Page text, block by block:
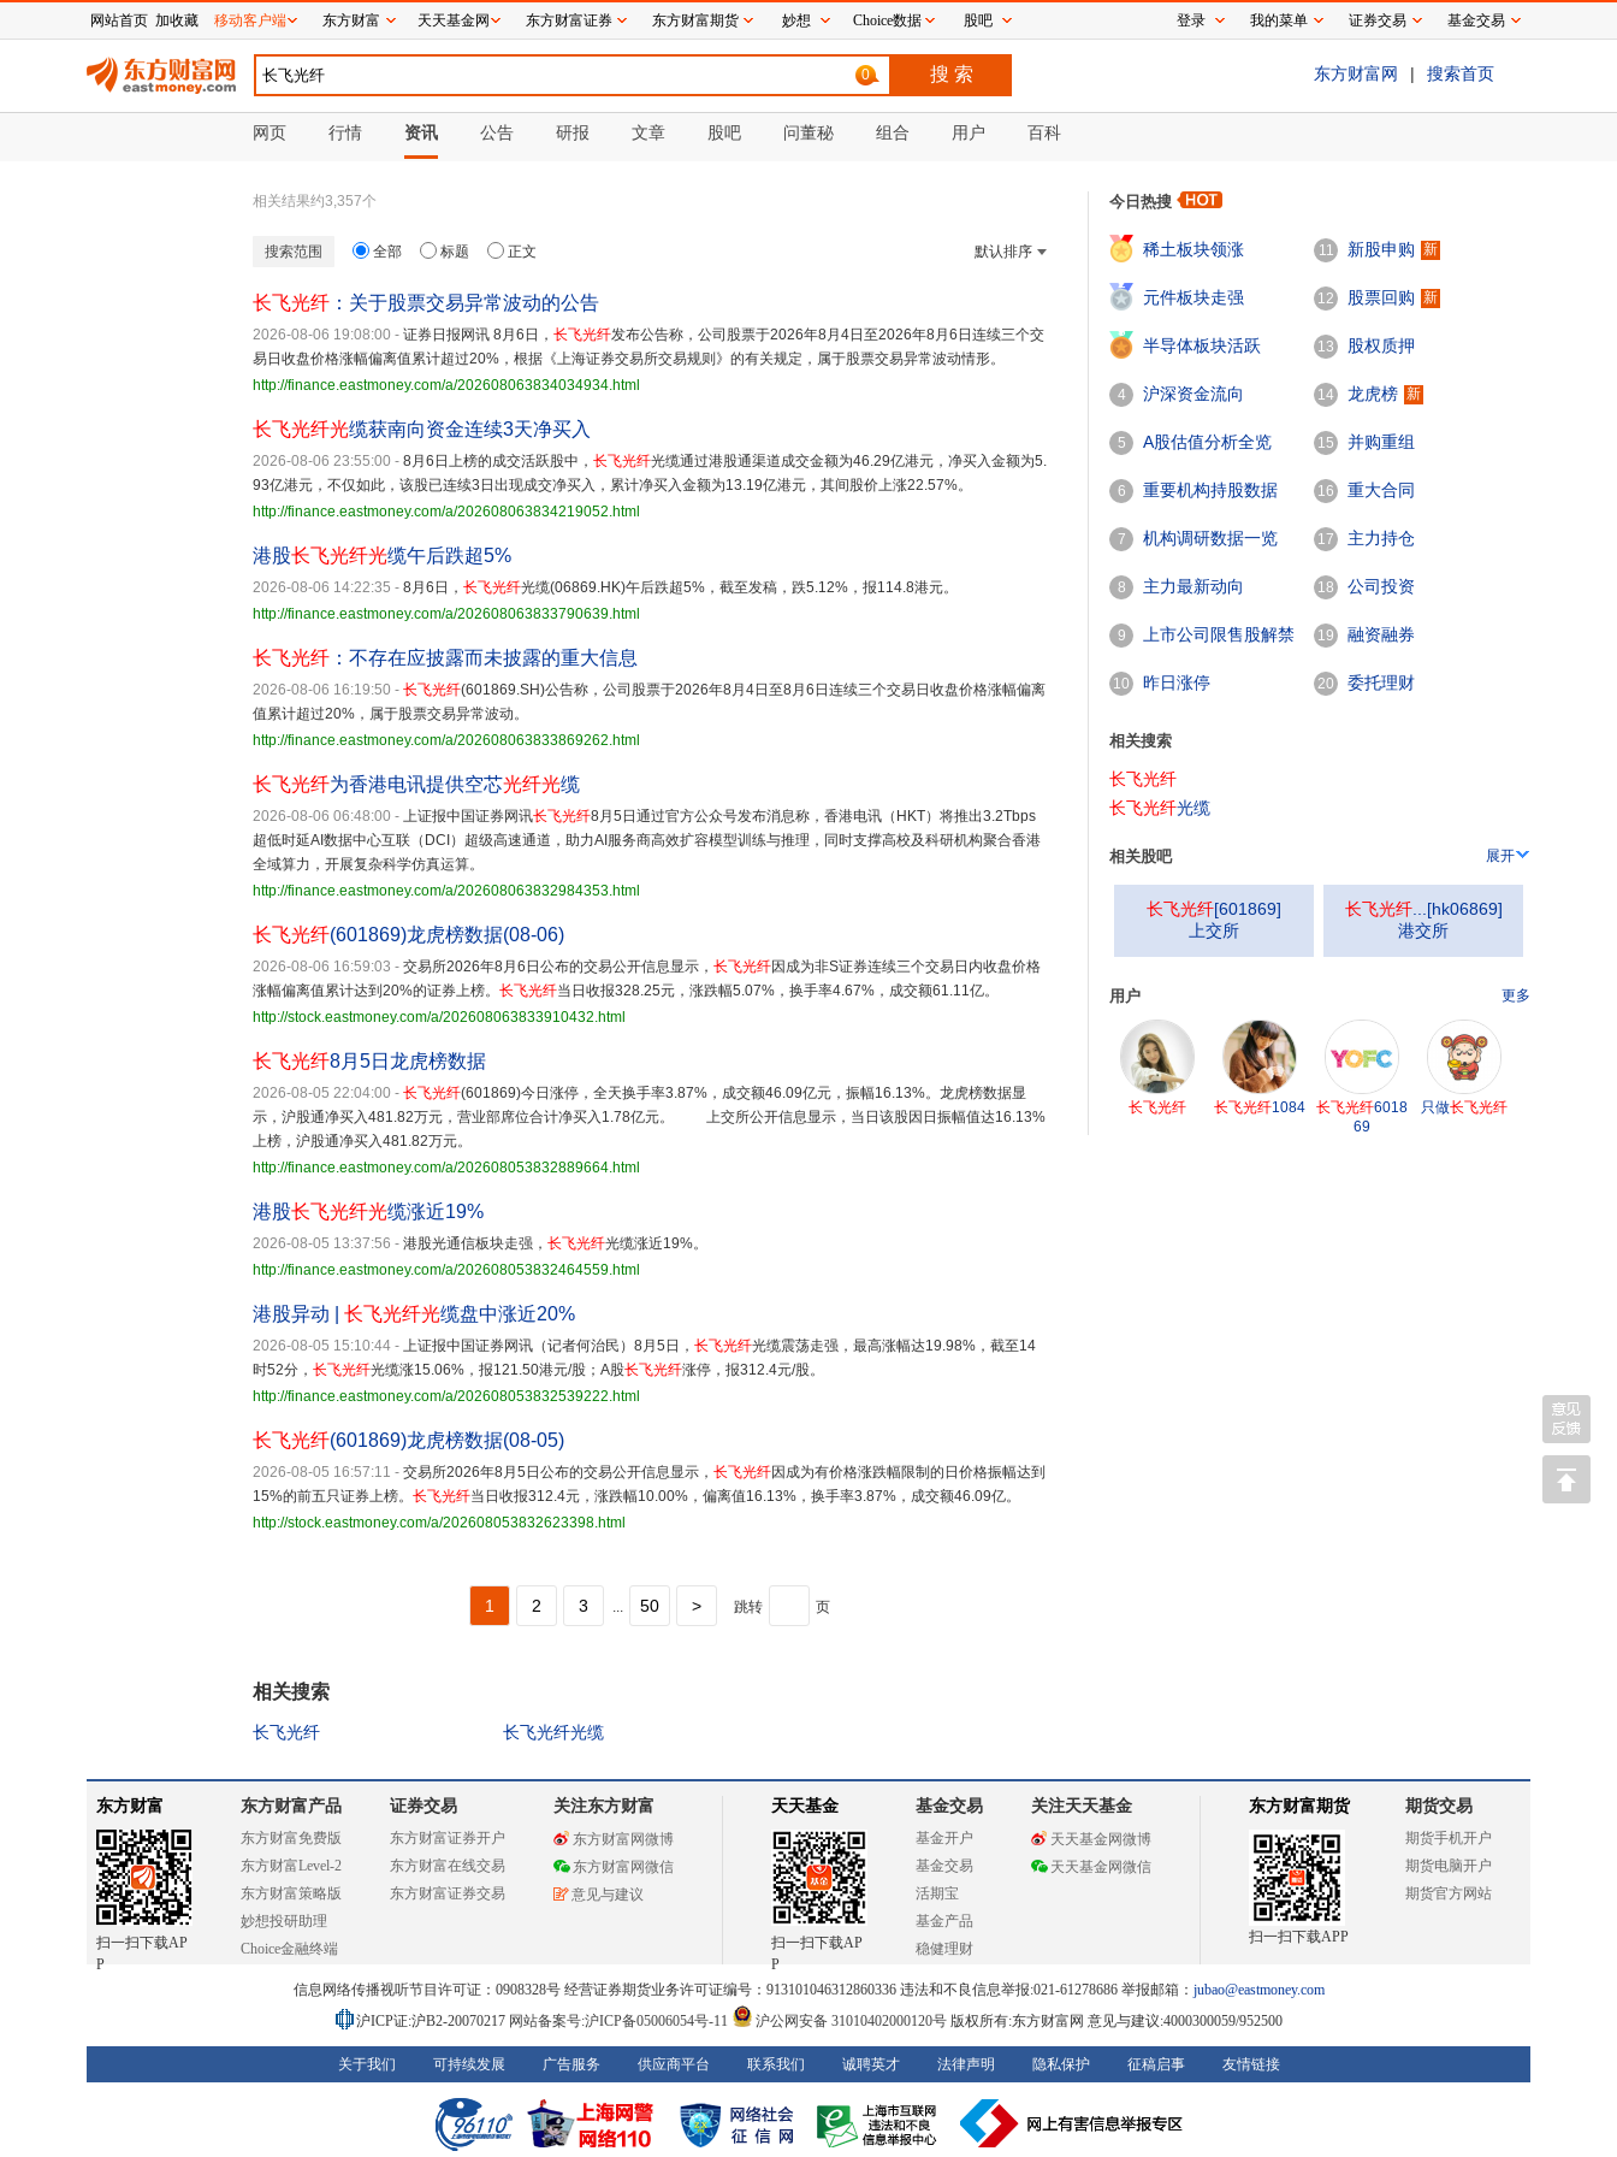
0 东方财富网 | 搜索首页
网页 行情 资讯 公告 研报 文章 股吧 问董秘 组合 用户 百科
相关结果约3,357个
搜索范围 全部 标题 正文 默认排序
长飞光纤 ：关于股票交易异常波动的公告
2026-08-06 19:08:00 - 证券日报网讯 8月6日， 长飞光纤发布公告称，公司股票于2026年8月4日至2026年8月6日连续三个交
易日收盘价格涨幅偏离值累计超过20%，根据《上海证券交易所交易规则》的有关规定，属于股票交易异常波动情形。
http://finance.eastmoney.com/a/202608063834034934.html
长飞光纤光缆获南向资金连续3天净买入
2026-08-06 23:55:00 - 8月6日上榜的成交活跃股中， 长飞光纤光缆通过港股通渠道成交金额为46.29亿港元，净买入金额为5.
93亿港元，不仅如此，该股已连续3日出现成交净买入，累计净买入金额为13.19亿港元，其间股价上涨22.57%。
http://finance.eastmoney.com/a/202608063834219052.html
港股长飞光纤光缆午后跌超5%
2026-08-06 14:22:35 - 8月6日， 长飞光纤光缆(06869.HK)午后跌超5%，截至发稿，跌5.12%，报114.8港元。
http://finance.eastmoney.com/a/202608063833790639.html
长飞光纤 ：不存在应披露而未披露的重大信息
2026-08-06 16:19:50 - 长飞光纤(601869.SH)公告称，公司股票于2026年8月4日至8月6日连续三个交易日收盘价格涨幅偏离
值累计超过20%，属于股票交易异常波动。
http://finance.eastmoney.com/a/202608063833869262.html
长飞光纤为香港电讯提供空芯光纤光缆
2026-08-06 06:48:00 - 上证报中国证券网讯长飞光纤8月5日通过官方公众号发布消息称，香港电讯（HKT）将推出3.2Tbps
超低时延AI数据中心互联（DCI）超级高速通道，助力AI服务商高效扩容模型训练与推理，同时支撑高校及科研机构聚合香港
全域算力，开展复杂科学仿真运算。
http://finance.eastmoney.com/a/202608063832984353.html
长飞光纤(601869)龙虎榜数据(08-06)
2026-08-06 16:59:03 - 交易所2026年8月6日公布的交易公开信息显示， 长飞光纤因成为非S证券连续三个交易日内收盘价格
涨幅偏离值累计达到20%的证券上榜。 长飞光纤当日收报328.25元，涨跌幅5.07%，换手率4.67%，成交额61.11亿。
http://stock.eastmoney.com/a/202608063833910432.html
长飞光纤8月5日龙虎榜数据
2026-08-05 22:04:00 - 长飞光纤(601869)今日涨停，全天换手率3.87%，成交额46.09亿元，振幅16.13%。龙虎榜数据显
示，沪股通净买入481.82万元，营业部席位合计净买入1.78亿元。 上交所公开信息显示，当日该股因日振幅值达16.13%
上榜，沪股通净买入481.82万元。
http://finance.eastmoney.com/a/202608053832889664.html
港股长飞光纤光缆涨近19%
2026-08-05 13:37:56 - 港股光通信板块走强， 长飞光纤光缆涨近19%。
http://finance.eastmoney.com/a/202608053832464559.html
港股异动 | 长飞光纤光缆盘中涨近20%
2026-08-05 15:10:44 - 上证报中国证券网讯（记者何治民）8月5日， 长飞光纤光缆震荡走强，最高涨幅达19.98%，截至14
时52分， 长飞光纤光缆涨15.06%，报121.50港元/股；A股长飞光纤涨停，报312.4元/股。
http://finance.eastmoney.com/a/202608053832539222.html
长飞光纤(601869)龙虎榜数据(08-05)
2026-08-05 16:57:11 - 交易所2026年8月5日公布的交易公开信息显示， 长飞光纤因成为有价格涨跌幅限制的日价格振幅达到
15%的前五只证券上榜。 长飞光纤当日收报312.4元，涨跌幅10.00%，偏离值16.13%，换手率3.87%，成交额46.09亿。
http://stock.eastmoney.com/a/202608053832623398.html
1 2 3 ... 50 > 跳转 页
相关搜索
长飞光纤 长飞光纤光缆
今日热搜
稀土板块领涨
2
元件板块走强
3
半导体板块活跃
4 沪深资金流向
5 A股估值分析全览
6 重要机构持股数据
7 机构调研数据一览
8 主力最新动向
9 上市公司限售股解禁
一览
10 昨日涨停
11 新股申购 新
12 股票回购 新
13 股权质押
14 龙虎榜 新
15 并购重组
16 重大合同
17 主力持仓
18 公司投资
19 融资融券
20 委托理财
相关搜索
长飞光纤
长飞光纤光缆
相关股吧 展开
长飞光纤[601869]
上交所
长飞光纤... [hk06869]
港交所
用户 更多
长飞光纤 长飞光纤1084 长飞光纤6018
69
只做长飞光纤
东方财富
扫一扫下载AP
P
东方财富产品
东方财富免费版
东方财富Level-2
东方财富策略版
妙想投研助理
Choice金融终端
证券交易
东方财富证券开户
东方财富在线交易
东方财富证券交易
关注东方财富
东方财富网微博
东方财富网微信
意见与建议
天天基金
扫一扫下载AP
P
基金交易
基金开户
基金交易
活期宝
基金产品
稳健理财
关注天天基金
天天基金网微博
天天基金网微信
东方财富期货
扫一扫下载APP
期货交易
期货手机开户
期货电脑开户
期货官方网站
信息网络传播视听节目许可证：0908328号 经营证券期货业务许可证编号：913101046312860336 违法和不良信息举报:021-61278686 举报邮箱： jubao@eastmoney.com
沪ICP证:沪B2-20070217 网站备案号:沪ICP备05006054号-11 沪公网安备 31010402000120号版权所有:东方财富网 意见与建议:4000300059/952500
关于我们 可持续发展 广告服务 供应商平台 联系我们 诚聘英才 法律声明 隐私保护 征稿启事 友情链接
网站首页 加收藏 移动客户端 东方财富 天天基金网 东方财富证券 东方财富期货 妙想 Choice数据 股吧 登录 我的菜单 证券交易 基金交易